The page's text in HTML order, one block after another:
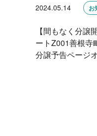
2024.05.14 お
【間もなく分譲
ートZ001善根寺
分譲予告ページ